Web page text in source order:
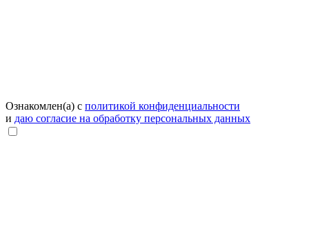
Ознакомлен(а) с политикой конфиденциальности
и даю согласие на обработку персональных данных